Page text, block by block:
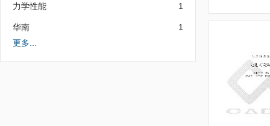
力学性能 1
华南
1
更多...